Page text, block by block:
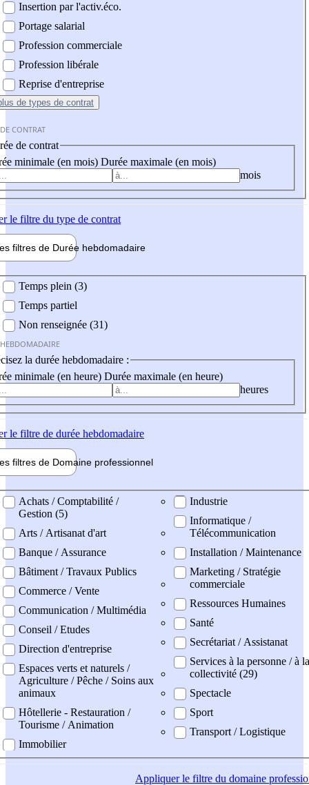
Insertion par l'activ.éco.
Portage salarial
Profession commerciale
Profession libérale
Reprise d'entreprise
de types de contrat
CONTRAT
de contrat
minimale (en mois) Durée maximale (en mois)
mois
le filtre du type de contrat
filtres de Durée hebdomadaire
Temps plein (3)
Temps partiel
Non renseignée (31)
la durée hebdomadaire :
minimale (en heure) Durée maximale (en heure)
heures
le filtre de durée hebdomadaire
filtres de Domaine professionnel
professionel
Achats / Comptabilité /
Gestion (5)
Arts / Artisanat d'art
Banque / Assurance
Bâtiment / Travaux Publics
Commerce / Vente
Communication / Multimédia
Conseil / Etudes
Direction d'entreprise
Espaces verts et naturels /
Agriculture / Pêche / Soins aux
animaux
Hôtellerie - Restauration /
Tourisme / Animation
Immobilier
Industrie
Informatique /
Télécommunication
Installation / Maintenance
Marketing / Stratégie
commerciale
Ressources Humaines
Santé
Secrétariat / Assistanat
Services à la personne / à la
collectivité (29)
Spectacle
Sport
Transport / Logistique
Appliquerle filtre du domaine